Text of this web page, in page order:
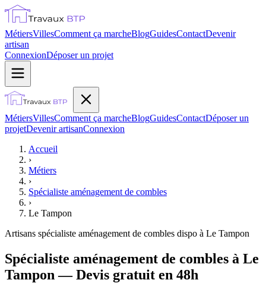
MétiersVillesComment ça marcheBlogGuidesContactDevenir
artisan
ConnexionDéposer un projet
MétiersVillesComment ça marcheBlogGuidesContactDéposer un
projetDevenir artisanConnexion
Accueil
›
Métiers
›
Spécialiste aménagement de combles
›
Le Tampon
Artisans spécialiste aménagement de combles dispo à Le Tampon
Spécialiste aménagement de combles à Le
Tampon — Devis gratuit en 48h